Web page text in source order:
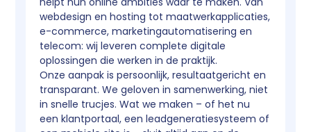
webdesign en hosting tot maatwerkapplicaties,
e-commerce, marketingautomatisering en
telecom: wij leveren complete digitale
oplossingen die werken in de praktijk.
Onze aanpak is persoonlijk, resultaatgericht en
transparant. We geloven in samenwerking, niet
in snelle trucjes. Wat we maken – of het nu
een klantportaal, een leadgeneratiesysteem of